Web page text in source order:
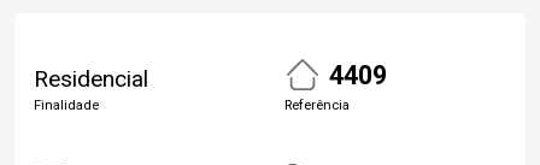
Residencial
Finalidade
4409
Referência